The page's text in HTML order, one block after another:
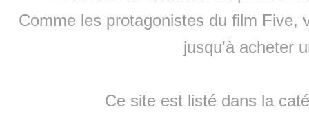
Comme les protagonistes du film Five,
jusqu'à acheter
Ce site est listé dans la